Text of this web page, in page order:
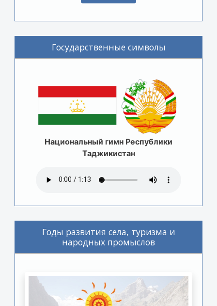
Государственные символы
Национальный гимн Республики
Таджикистан
Годы развития села, туризма и
народных промыслов